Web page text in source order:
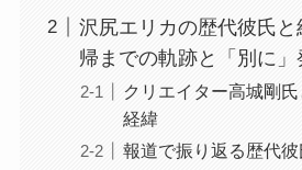
沢尻エリカの歴代彼氏と
帰までの軌跡と「別に
クリエイター高城剛
経緯
報道で振り返る歴代